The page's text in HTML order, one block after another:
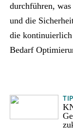
durchführen,
und die
die
Bedarf